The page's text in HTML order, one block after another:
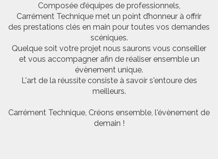
Composée d’équipes de professionnels,
Carrément Technique met un point d’honneur à offrir
des prestations clés en main pour toutes vos demandes
scéniques.
Quelque soit votre projet nous saurons vous conseiller
et vous accompagner afin de réaliser ensemble un
évènement unique.
L'art de la réussite consiste à savoir s'entoure des
meilleurs.
Carrément Technique, Créons ensemble, l'évènement de
demain !